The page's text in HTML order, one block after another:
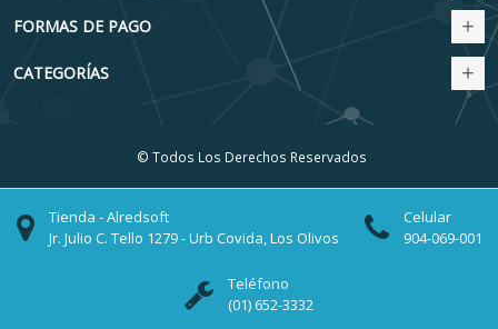
FORMAS DE PAGO
CATEGORÍAS
© Todos Los Derechos Reservados
Tienda - Alredsoft
Jr. Julio C. Tello 1279 - Urb Covida, Los Olivos
Celular
904-069-001
Teléfono
(01) 652-3332